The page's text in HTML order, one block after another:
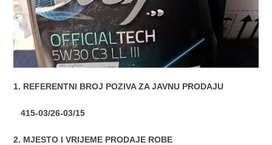
1. REFERENTNI BROJ POZIVA ZA JAVNU PRODAJU
415-03/26-03/15
2. MJESTO I VRIJEME PRODAJE ROBE